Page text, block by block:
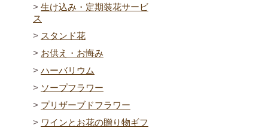
生け込み・定期装花サービ
ス
スタンド花
お供え・お悔み
ハーバリウム
ソープフラワー
プリザーブドフラワー
ワインとお花の贈り物ギフ